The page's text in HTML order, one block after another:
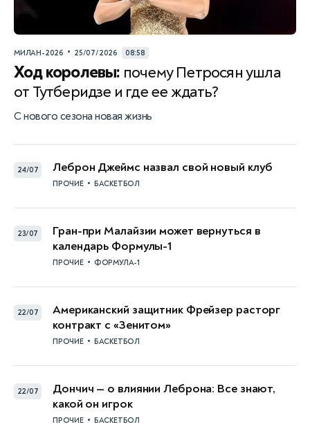
МИЛАН-2026 • 25/07/2026 08:58
Ход королевы: почему Петросян ушла
от Тутберидзе и где ее ждать?
С нового сезона новая жизнь
24/07 Леброн Джеймс назвал свой новый клуб
ПРОЧИЕ • БАСКЕТБОЛ
23/07
Гран-при Малайзии может вернуться в
календарь Формулы-1
ПРОЧИЕ • ФОРМУЛА-1
22/07
Американский защитник Фрейзер расторг
контракт с «Зенитом»
ПРОЧИЕ • БАСКЕТБОЛ
22/07
Дончич — о влиянии Леброна: Все знают,
какой он игрок
ПРОЧИЕ • БАСКЕТБОЛ